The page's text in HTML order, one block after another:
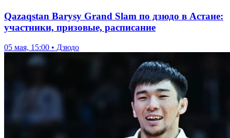
Qazaqstan Barysy Grand Slam по дзюдо в Астане:
участники, призовые, расписание
05 мая, 15:00 • Дзюдо